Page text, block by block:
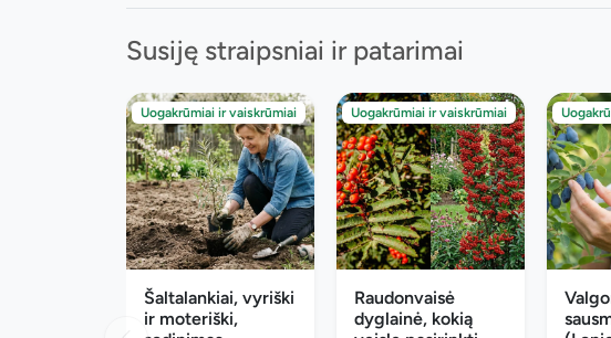
Susiję straipsniai ir patarimai
Uogakrūmiai ir vaiskrūmiai
Šaltalankiai, vyriški
ir moteriški,
Uogakrūmiai ir vaiskrūmiai
Raudonvaisė
dyglainė, kokią